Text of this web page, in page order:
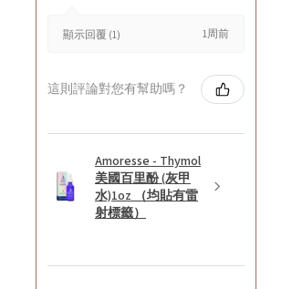
顯示回覆 (1) 1周前
這則評論對您有幫助嗎？
Amoresse - Thymol
美國百里酚 (灰甲
水)1oz （均貼有雷
射標籤）